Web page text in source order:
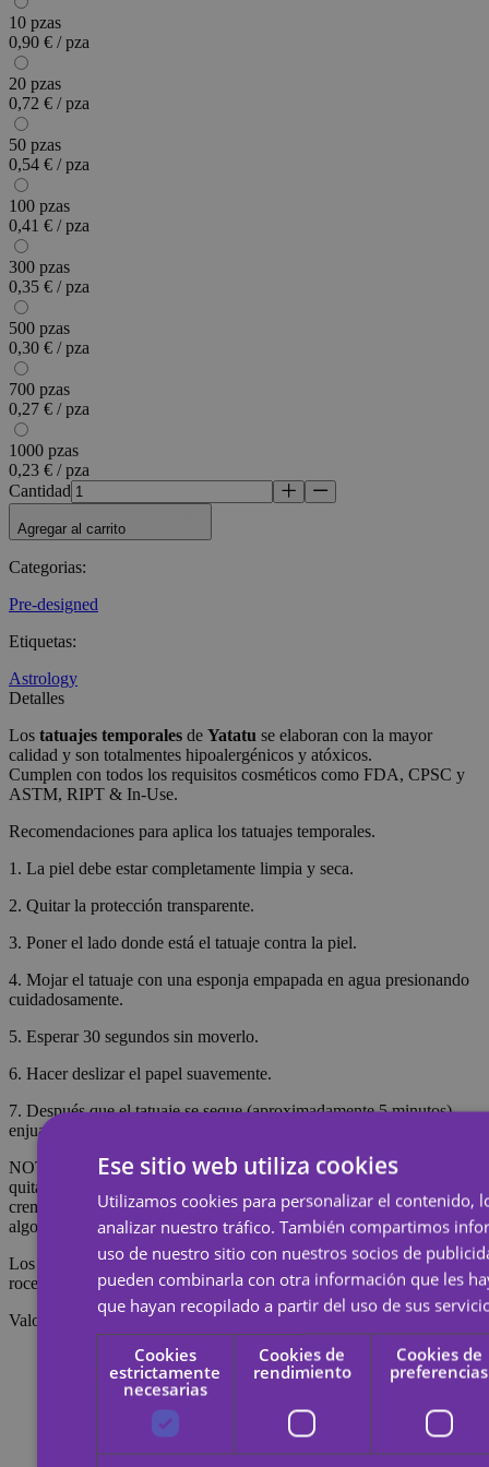
10 pzas
0,90 € / pza
20 pzas
0,72 € / pza
50 pzas
0,54 € / pza
100 pzas
0,41 € / pza
300 pzas
0,35 € / pza
500 pzas
0,30 € / pza
700 pzas
0,27 € / pza
1000 pzas
0,23 € / pza
Cantidad
Agregar al carrito
Categorias:
Pre-designed
Etiquetas:
Astrology
Detalles
Los tatuajes temporales de Yatatu se elaboran con la mayor
calidad y son totalmentes hipoalergénicos y atóxicos.
Cumplen con todos los requisitos cosméticos como FDA, CPSC y
ASTM, RIPT & In-Use.
Recomendaciones para aplica los tatuajes temporales.
1. La piel debe estar completamente limpia y seca.
2. Quitar la protección transparente.
3. Poner el lado donde está el tatuaje contra la piel.
4. Mojar el tatuaje con una esponja empapada en agua presionando
cuidadosamente.
5. Esperar 30 segundos sin moverlo.
6. Hacer deslizar el papel suavemente.
7. Después que el tatuaje se seque (aproximadamente 5 minutos),
enjuagarlo con agua y jabón para que resulte más realista.
NOTA: No aplicar en pieles sensibles o cerca de los ojos. Para
quitar el tatuaje hay que empapar el tatuaje con aceite corporal,
crema o alcohol; esperar 20 segundos y después frotar con un
algodón.
Los tatuajes temporales duran alrededor de 7 días, dependiendo del
roce que reciban.
Valoraciones
Ese sitio web utiliza cookies
Utilizamos cookies para personalizar el contenido,
analizar nuestro tráfico. También compartimos
uso de nuestro sitio con nuestros socios de
pueden combinarla con otra información que les
que hayan recopilado a partir del uso de sus
Cookies
estrictamente
necesarias
Cookies de
rendimiento
Cookies de
preferencias